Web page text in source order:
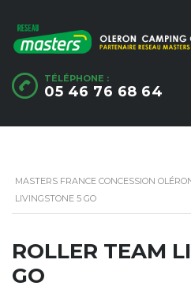
TÉLÉPHONE :
05 46 76 68 64
MASTERS FRANCE CONCESSION
LIVINGSTONE 5 GO
ROLLER TEAM
GO